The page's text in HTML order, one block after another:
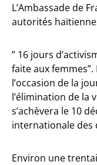
L’Ambassade de
autorités
” 16 jours
faite aux
l’occasion de la
l’élimination de la
s’achèvera le 10
internationale des
Environ une